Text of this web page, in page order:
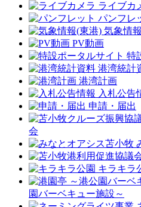
ライブカ
パンフレ
気象情
PV動画
特
港湾統計
港湾計画
入札公告
申請・届出
会
キラキラ
園バーベキュー施設～